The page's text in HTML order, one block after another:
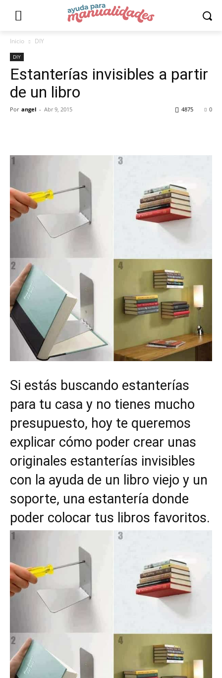
Inicio DIY
DIY
Estanterías invisibles a partir
de un libro
Por angel - Abr 9, 2015 0
4875
Si estás buscando estanterías
para tu casa y no tienes mucho
presupuesto, hoy te queremos
explicar cómo poder crear unas
originales estanterías invisibles
con la ayuda de un libro viejo y un
soporte, una estantería donde
poder colocar tus libros favoritos.